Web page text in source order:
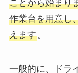
ことから始まり
作業台を用意し
えます。
一般的に、ドラ